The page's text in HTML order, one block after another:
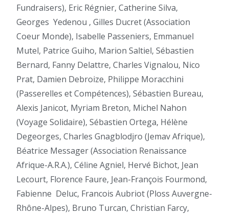
Fundraisers), Eric Régnier, Catherine Silva,
Georges Yedenou , Gilles Ducret (Association
Coeur Monde), Isabelle Passeniers, Emmanuel
Mutel, Patrice Guiho, Marion Saltiel, Sébastien
Bernard, Fanny Delattre, Charles Vignalou, Nico
Prat, Damien Debroize, Philippe Moracchini
(Passerelles et Compétences), Sébastien Bureau,
Alexis Janicot, Myriam Breton, Michel Nahon
(Voyage Solidaire), Sébastien Ortega, Hélène
Degeorges, Charles Gnagblodjro (Jemav Afrique),
Béatrice Messager (Association Renaissance
Afrique-A.R.A.), Céline Agniel, Hervé Bichot, Jean
Lecourt, Florence Faure, Jean-François Fourmond,
Fabienne Deluc, Francois Aubriot (Ploss Auvergne-
Rhône-Alpes), Bruno Turcan, Christian Farcy,